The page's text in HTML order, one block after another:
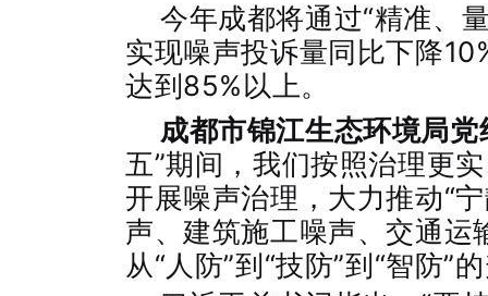
今年成都将通过“精准、
实现噪声投诉量同比下降
达到85%以上。
成都市锦江生态环境局
五”期间，我们按照治理更
开展噪声治理，大力推动“
声、建筑施工噪声、交通运
从“人防”到“技防”到“智防”